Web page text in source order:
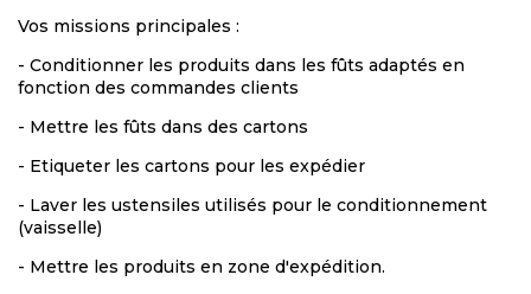
Vos missions principales :
- Conditionner les produits dans les fûts adaptés en
fonction des commandes clients
- Mettre les fûts dans des cartons
- Etiqueter les cartons pour les expédier
- Laver les ustensiles utilisés pour le conditionnement
(vaisselle)
- Mettre les produits en zone d'expédition.